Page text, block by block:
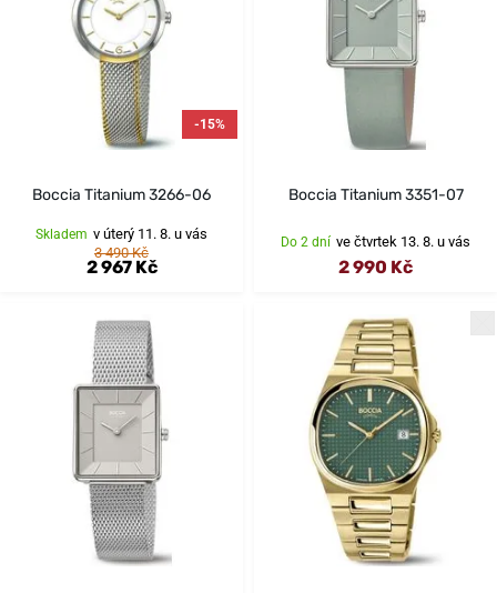
-15%
Boccia Titanium 3266-06
Skladem v úterý 11. 8. u vás
3 490 Kč
2 967 Kč
Boccia Titanium 3351-07
Do 2 dní ve čtvrtek 13. 8. u vás
2 990 Kč